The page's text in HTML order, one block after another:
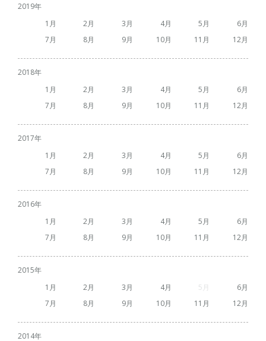
2019
1
2 3 4 5
6
7
8 9 10 11 12
2018
1
2 3 4 5
6
7
8 9 10 11 12
2017
1
2 3 4 5
6
7
8 9 10 11 12
2016
1
2 3 4 5
6
7
8 9 10 11 12
2015
1
2 3 4 5
6
7
8 9 10 11 12
2014